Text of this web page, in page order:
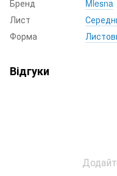
Бренд
Mlesna
Лист
Форма
Відгуки